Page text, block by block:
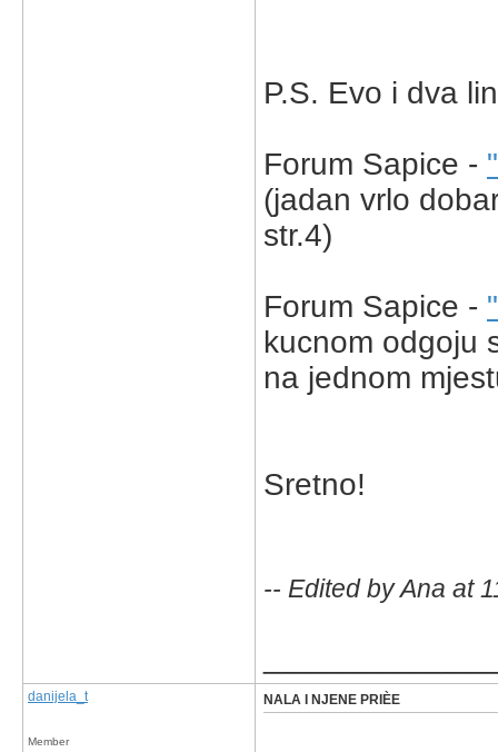
P.S. Evo i dva
Forum Sapice -
(jadan vrlo
str.4)
Forum Sapice -
kucnom odgoju
na jednom
Sretno!
-- Edited by Ana at
danijela_t
Member
NALA I NJENE PRIÈE